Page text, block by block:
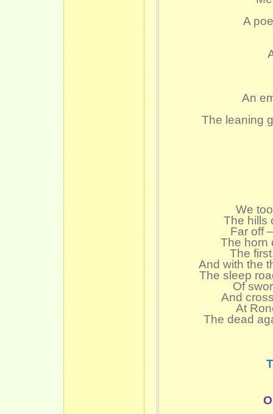
A
An
The leaning
We
The hills
Far off
The horn
The
And with the
The sleep
Of
And
At
The dead